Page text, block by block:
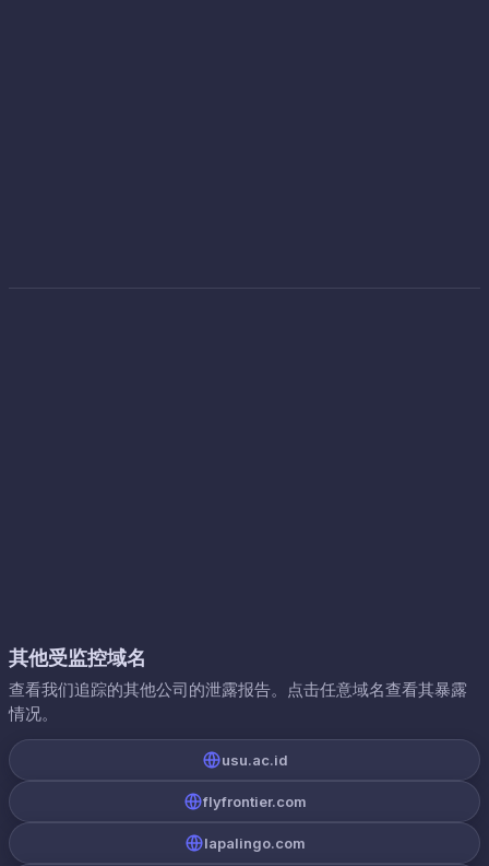
其他受监控域名
查看我们追踪的其他公司的泄露报告。点击任意域名查看其暴露
情况。
usu.ac.id
flyfrontier.com
lapalingo.com